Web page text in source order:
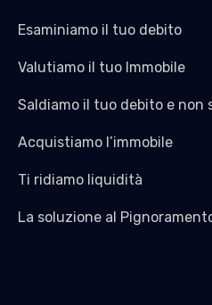
Esaminiamo il tuo debito
Valutiamo il tuo Immobile
Saldiamo il tuo debito e non
Acquistiamo l’immobile
Ti ridiamo liquidità
La soluzione al